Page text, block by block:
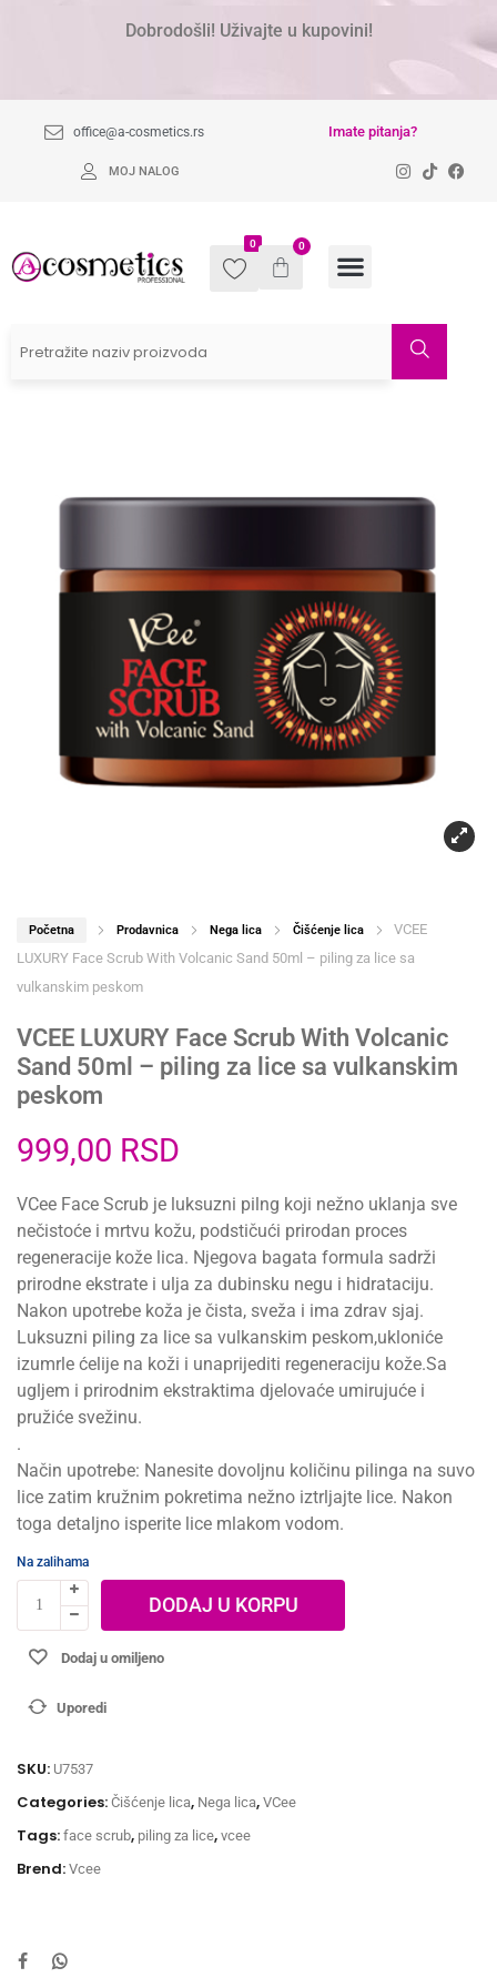
Dobrodošli! Uživajte u kupovini!
office@a-cosmetics.rs Imate pitanja?
MOJ NALOG
0 0
Početna Prodavnica Nega lica Čišćenje lica
VCEE
LUXURY Face Scrub With Volcanic Sand 50ml – piling za lice sa
vulkanskim peskom
VCEE LUXURY Face Scrub With Volcanic
Sand 50ml – piling za lice sa vulkanskim
peskom
999,00 RSD
VCee Face Scrub je luksuzni pilng koji nežno uklanja sve
nečistoće i mrtvu kožu, podstičući prirodan proces
regeneracije kože lica. Njegova bagata formula sadrži
prirodne ekstrate i ulja za dubinsku negu i hidrataciju.
Nakon upotrebe koža je čista, sveža i ima zdrav sjaj.
Luksuzni piling za lice sa vulkanskim peskom,ukloniće
izumrle ćelije na koži i unaprijediti regeneraciju kože.Sa
ugljem i prirodnim ekstraktima djelovaće umirujuće i
pružiće svežinu.
.
Način upotrebe: Nanesite dovoljnu količinu pilinga na suvo
lice zatim kružnim pokretima nežno iztrljajte lice. Nakon
toga detaljno isperite lice mlakom vodom.
Na zalihama
DODAJ U KORPU
Dodaj u omiljeno
Uporedi
SKU: U7537
Categories: Čišćenje lica, Nega lica, VCee
Tags: face scrub, piling za lice, vcee
Brend: Vcee